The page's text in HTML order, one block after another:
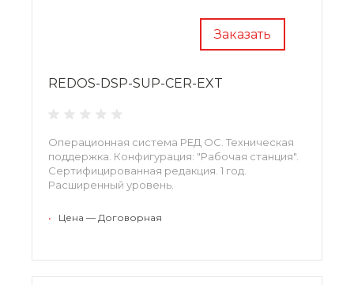
Заказать
REDOS-DSP-SUP-CER-EXT
Операционная система РЕД ОС. Техническая
поддержка. Конфигурация: "Рабочая станция".
Сертифицированная редакция. 1 год.
Расширенный уровень.
• Цена — Договорная